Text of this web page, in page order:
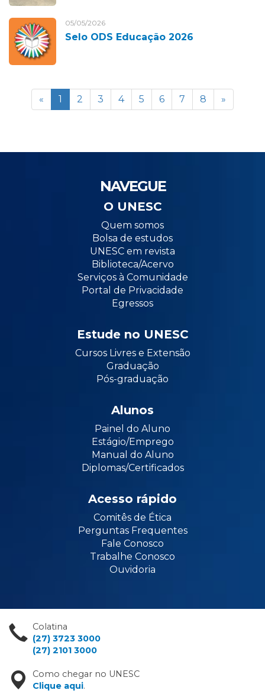
05/05/2026
Selo ODS Educação 2026
« 1 2 3 4 5 6 7 8 »
NAVEGUE
O UNESC
Quem somos
Bolsa de estudos
UNESC em revista
Biblioteca/Acervo
Serviços à Comunidade
Portal de Privacidade
Egressos
Estude no UNESC
Cursos Livres e Extensão
Graduação
Pós-graduação
Alunos
Painel do Aluno
Estágio/Emprego
Manual do Aluno
Diplomas/Certificados
Acesso rápido
Comitês de Ética
Perguntas Frequentes
Fale Conosco
Trabalhe Conosco
Ouvidoria
Colatina
(27) 3723 3000
(27) 2101 3000
Como chegar no UNESC
Clique aqui.